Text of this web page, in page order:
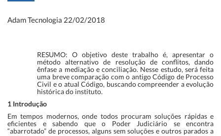
Adam Tecnologia 22/02/2018
RESUMO: O objetivo deste trabalho é, apresentar o
método alternativo de resolução de conflitos, dando
ênfase a mediação e conciliação. Nesse estudo, será feita
uma breve comparação com o antigo Código de Processo
Civil e o atual Código, buscando compreender a evolução
histórica do instituto.
1 Introdução
Em tempos modernos, onde todos procuram soluções rápidas e
eficientes e sabendo que o Poder Judiciário se encontra
“abarrotado” de processos, alguns sem soluções e outros parados a